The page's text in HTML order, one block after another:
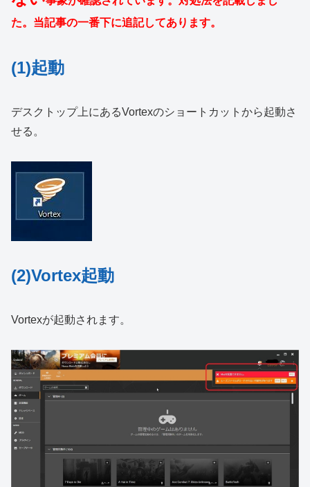
た。当記事の一番下に追記してあります。
(1)起動
デスクトップ上にあるVortexのショートカットから起動さ
せる。
(2)Vortex起動
Vortexが起動されます。